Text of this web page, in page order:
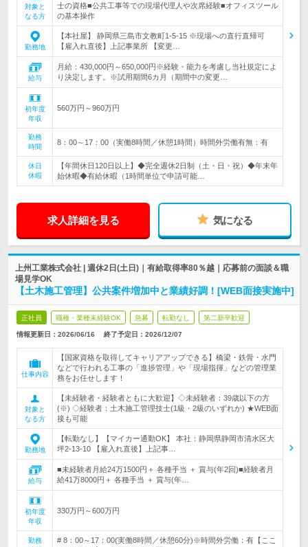
対象と
なる方
士の資格■公共工事等での現場代理人や次席経験■オフィスツール
の基本操作
勤務地
【本社屋】 静岡県三島市文教町1-5-15 ※現場への直行直帰可
【雇入れ直後】上記事業所 【変更…
給与
月給：430,000円～650,000円※経験・能力を考慮し当社規定によ
り決定します。※試用期間6カ月（期間中の変更…
初年度
年収
560万円～960万円
勤務
時間
8：00～17：00（実働8時間／休憩1時間）時間外労働有無：有
休日
休暇
【年間休日120日以上】◆完全週休2日制（土・日・祝）◆年末年
始休暇◆有給休暇（1時間単位で申請可能…
求人詳細を見る 気になる
上州工業株式会社 | 週休2日(土日)｜有給取得率80％越｜応募前の面談＆職
場見学OK
【土木施工管理】公共案件増加中と業績好調！[WEB面接実施中]
正社員 職種・業種未経験OK 急募 転勤なし 第二新卒歓迎
情報更新日：2026/06/16 終了予定日： 2026/12/07
仕事内容
【国家資格を取得してキャリアアップできる】橋梁・鉄骨・水門
などで行われる工事の「進捗管理」や「現場指揮」などの管理業
務をお任せします！
対象と
なる方
【未経験者・経験者ともに大歓迎】◇未経験者：39歳以下の方
(※) ◇経験者：土木施工管理技士(1級・2級のいずれか) ★WEB面
接も可能
勤務地
【転勤なし】【マイカー通勤OK】 本社：静岡県静岡市清水区大
坪2-13-10 【雇入れ直後】上記事…
給与
■未経験者月給24万1500円＋ 各種手当 ＋ 賞与(年2回)■経験者月
給41万8000円＋ 各種手当 ＋ 賞与(年…
初年度
年収
330万円～600万円
勤務
# 8：00～17：00(実働8時間／休憩60分)※時間外労働：有【ここ